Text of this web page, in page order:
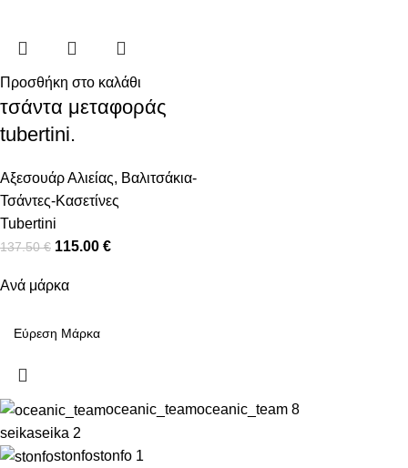
Ανά μάρκα
oceanic_teamoceanic_team 8
seikaseika 2
stonfostonfo 1
Προσθήκη στο καλάθι
τσάντα μεταφοράς
tubertini.
Αξεσουάρ Αλιείας, Βαλιτσάκια-
Τσάντες-Κασετίνες
Tubertini
137.50€ 115.00 €